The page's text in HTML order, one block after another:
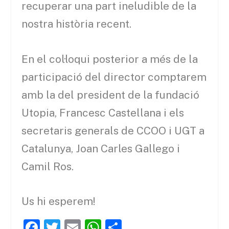
recuperar una part ineludible de la
nostra història recent.
En el col·loqui posterior a més de la
participació del director comptarem
amb la del president de la fundació
Utopia, Francesc Castellana i els
secretaris generals de CCOO i UGT a
Catalunya, Joan Carles Gallego i
Camil Ros.
Us hi esperem!